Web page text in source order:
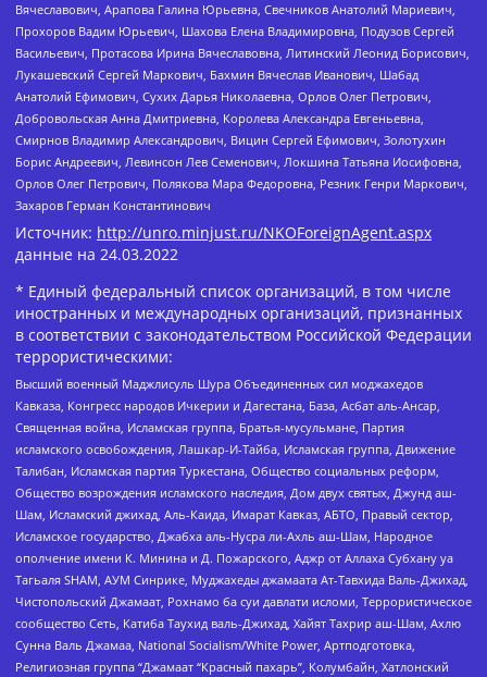
Вячеславович, Арапова Галина Юрьевна, Свечников Анатолий Мариевич,
Прохоров Вадим Юрьевич, Шахова Елена Владимировна, Подузов Сергей
Васильевич, Протасова Ирина Вячеславовна, Литинский Леонид Борисович,
Лукашевский Сергей Маркович, Бахмин Вячеслав Иванович, Шабад
Анатолий Ефимович, Сухих Дарья Николаевна, Орлов Олег Петрович,
Добровольская Анна Дмитриевна, Королева Александра Евгеньевна,
Смирнов Владимир Александрович, Вицин Сергей Ефимович, Золотухин
Борис Андреевич, Левинсон Лев Семенович, Локшина Татьяна Иосифовна,
Орлов Олег Петрович, Полякова Мара Федоровна, Резник Генри Маркович,
Захаров Герман Константинович
Источник: http://unro.minjust.ru/NKOForeignAgent.aspx
данные на 24.03.2022
* Единый федеральный список организаций, в том числе
иностранных и международных организаций, признанных
в соответствии с законодательством Российской Федерации
террористическими:
Высший военный Маджлисуль Шура Объединенных сил моджахедов
Кавказа, Конгресс народов Ичкерии и Дагестана, База, Асбат аль-Ансар,
Священная война, Исламская группа, Братья-мусульмане, Партия
исламского освобождения, Лашкар-И-Тайба, Исламская группа, Движение
Талибан, Исламская партия Туркестана, Общество социальных реформ,
Общество возрождения исламского наследия, Дом двух святых, Джунд аш-
Шам, Исламский джихад, Аль-Каида, Имарат Кавказ, АБТО, Правый сектор,
Исламское государство, Джабха аль-Нусра ли-Ахль аш-Шам, Народное
ополчение имени К. Минина и Д. Пожарского, Аджр от Аллаха Субхану уа
Тагьаля SHAM, АУМ Синрике, Муджахеды джамаата Ат-Тавхида Валь-Джихад,
Чистопольский Джамаат, Рохнамо ба суи давлати исломи, Террористическое
сообщество Сеть, Катиба Таухид валь-Джихад, Хайят Тахрир аш-Шам, Ахлю
Сунна Валь Джамаа, National Socialism/White Power, Артподготовка,
Религиозная группа “Джамаат “Красный пахарь”, Колумбайн, Хатлонский